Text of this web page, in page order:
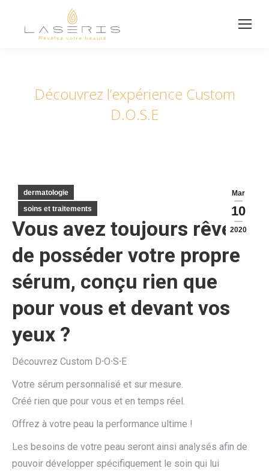
Découvrez l’expérience Custom
D.O.S.E
Mar
10
2020
dermatologie
soins et traitements
Vous avez toujours rêvé
de posséder votre propre
sérum, conçu rien que
pour vous et devant vos
yeux ?
Découvrez Custom D⸱O⸱S⸱E
Votre sérum personnalisé et sur mesure.
Créé rien que pour vous et en temps réel.
Offrez à votre peau la performance ultime !
Les besoins de votre peau seront ainsi analysés afin de
pouvoir développer spécifiquement le soin qui lui